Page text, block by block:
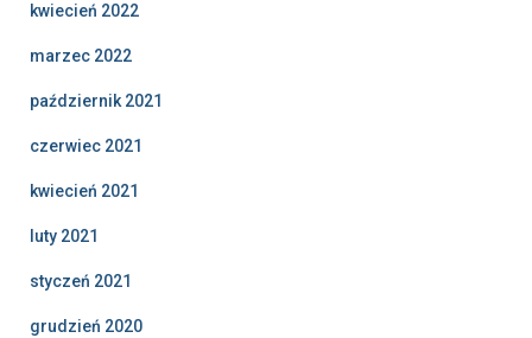
kwiecień 2022
marzec 2022
październik 2021
czerwiec 2021
kwiecień 2021
luty 2021
styczeń 2021
grudzień 2020